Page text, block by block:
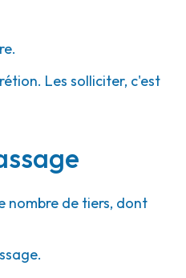
Les solliciter, c'est
nombre de tiers, dont